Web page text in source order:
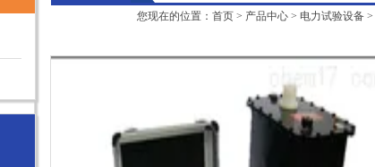
您现在的位置： 首页 > 产品中心 > 电力试验设备 >